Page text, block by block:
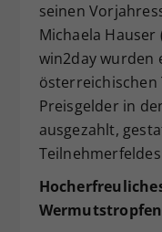
seinen
Michaela Hauser
win2day wurden
österreichischen
Preisgelder in
ausgezahlt,
Wermutstropfen